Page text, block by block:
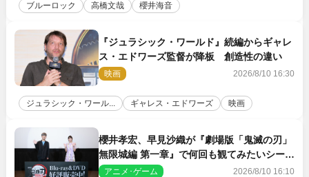
ブルーロック 高橋文哉 櫻井海音
『ジュラシック・ワールド』続編からギャレ
ス・エドワーズ監督が降板 創造性の違い
映画 2026/8/10 16:30
ジュラシック・ワール... ギャレス・エドワーズ 映画
櫻井孝宏、早見沙織が『劇場版「鬼滅の刃」
無限城編 第一章』で何回も観てみたいシーン
とは？ イベントレポート到着
アニメ･ゲーム 2026/8/10 16:10